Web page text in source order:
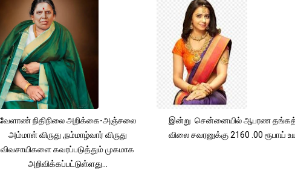
வேளாண் நிதிநிலை அறிக்கை-அஞ்சலை
அம்மாள் விருது ,நம்மாழ்வார் விருது
விவசாயிகளை கவரப்படுத்தும் முகமாக
அறிவிக்கப்பட்டுள்ளது...
இன்று சென்னையில் ஆபரண
விலை சவரனுக்கு 2160 .00 ரூபாய்